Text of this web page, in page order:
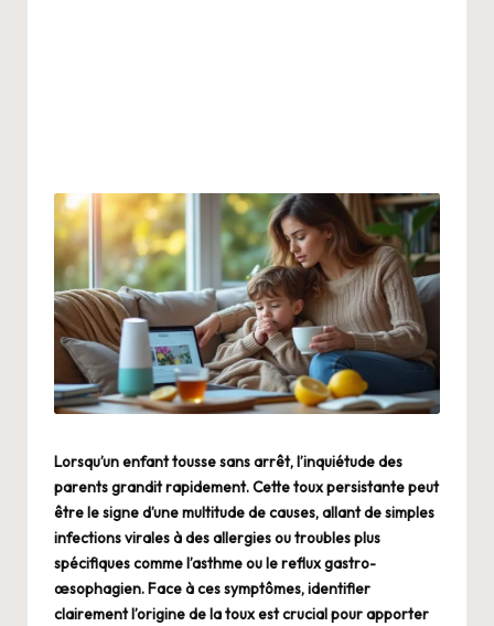
Lorsqu’un enfant tousse sans arrêt, l’inquiétude des
parents grandit rapidement. Cette toux persistante peut
être le signe d’une multitude de causes, allant de simples
infections virales à des allergies ou troubles plus
spécifiques comme l’asthme ou le reflux gastro-
œsophagien. Face à ces symptômes, identifier
clairement l’origine de la toux est crucial pour apporter